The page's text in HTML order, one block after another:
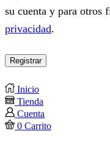
su cuenta y para otros
privacidad.
Registrar
Inicio
Tienda
Cuenta
0 Carrito